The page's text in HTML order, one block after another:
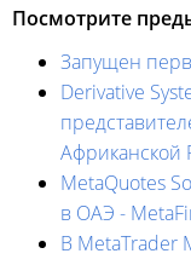
Посмотрите
Запущен
Derivative
Африканской
MetaQuotes
в ОАЭ -
В MetaTrader